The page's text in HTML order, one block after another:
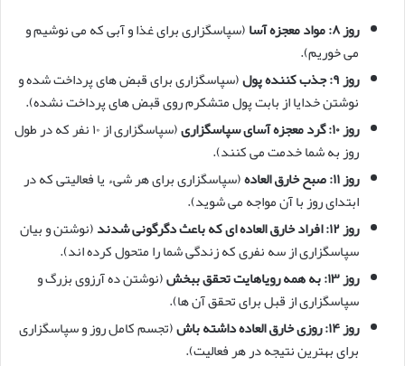
روز ۸: مواد معجزه آسا
(سپاسگزاری برای غذا و آبی که می نوشیم و
می خوریم).
روز ۹: جذب کننده پول
(سپاسگزاری برای قبض های پرداخت شده و
نوشتن خدایا از بابت پول متشکرم روی قبض های پرداخت نشده).
روز ۱۰: گرد معجزه آسای سپاسگزاری
(سپاسگزاری از ۱۰ نفر که در طول
روز به شما خدمت می کنند).
روز ۱۱: صبح خارق العاده
(سپاسگزاری برای هر شیء یا فعالیتی که در
ابتدای روز با آن مواجه می شوید).
روز ۱۲: افراد خارق العاده ای که باعث دگرگونی شدند
(نوشتن و بیان
سپاسگزاری از سه نفری که زندگی شما را متحول کرده اند).
روز ۱۳: به همه رویاهایت تحقق ببخش
(نوشتن ده آرزوی بزرگ و
سپاسگزاری از قبل برای تحقق آن ها).
روز ۱۴: روزی خارق العاده داشته باش
(تجسم کامل روز و سپاسگزاری
برای بهترین نتیجه در هر فعالیت).